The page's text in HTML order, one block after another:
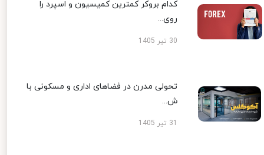
کدام بروکر کمترین کمیسیون و اسپرد را
روی...
30 تیر 1405
تحولی مدرن در فضاهای اداری و مسکونی با
ش...